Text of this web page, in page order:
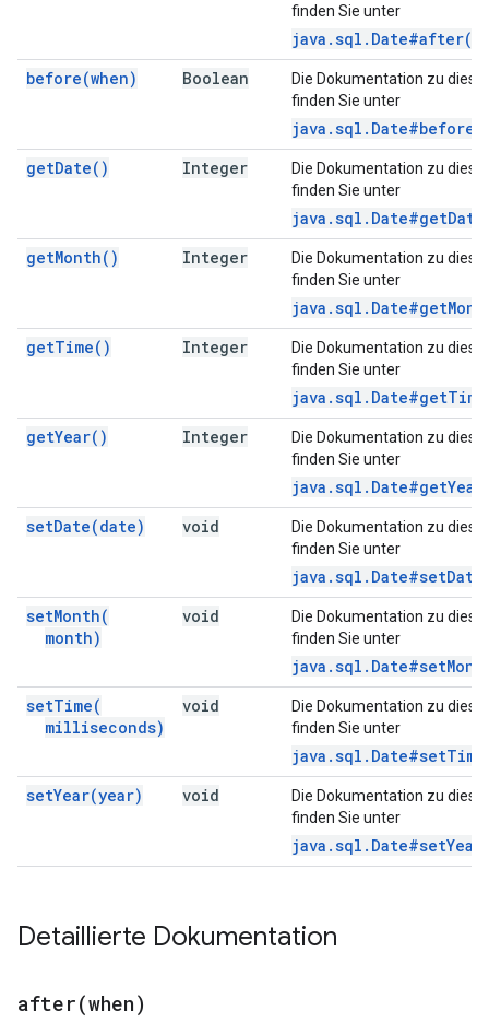
finden Sie unter
before(when) Boolean
Die Dokumentation zu
finden Sie unter
getDate( ) Integer
Die Dokumentation zu
finden Sie unter
getMonth( ) Integer
Die Dokumentation zu
finden Sie unter
getTime( ) Integer
Die Dokumentation zu
finden Sie unter
getYear( ) Integer
Die Dokumentation zu
finden Sie unter
setDate(date) void
Die Dokumentation zu
finden Sie unter
setMonth(
month)
void
Die Dokumentation zu
finden Sie unter
setTime(
milliseconds)
void
Die Dokumentation zu
finden Sie unter
setYear(year) void
Die Dokumentation zu
finden Sie unter
Detaillierte Dokumentation
after(when)